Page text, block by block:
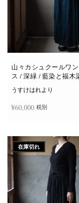
山々カシュクールワ
ス / 深緑 / 藍染と福木
うすけはれより
¥60,000 税別
在庫切れ